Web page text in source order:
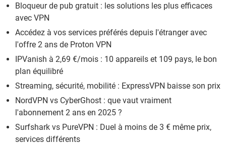
Bloqueur de pub gratuit : les solutions les plus efficaces
avec VPN
Accédez à vos services préférés depuis l'étranger avec
l'offre 2 ans de Proton VPN
IPVanish à 2,69 €/mois : 10 appareils et 109 pays, le bon
plan équilibré
Streaming, sécurité, mobilité : ExpressVPN baisse son prix
NordVPN vs CyberGhost : que vaut vraiment
l'abonnement 2 ans en 2025 ?
Surfshark vs PureVPN : Duel à moins de 3 € même prix,
services différents